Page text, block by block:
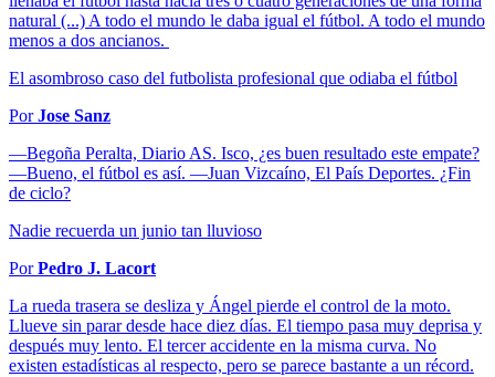
natural (...) A todo el mundo le daba igual el fútbol. A todo el mundo
menos a dos ancianos.
El asombroso caso del futbolista profesional que odiaba el fútbol
PorJose Sanz
—Begoña Peralta, Diario AS. Isco, ¿es buen resultado este empate?
—Bueno, el fútbol es así. —Juan Vizcaíno, El País Deportes. ¿Fin
de ciclo?
Nadie recuerda un junio tan lluvioso
PorPedro J. Lacort
La rueda trasera se desliza y Ángel pierde el control de la moto.
Llueve sin parar desde hace diez días. El tiempo pasa muy deprisa y
después muy lento. El tercer accidente en la misma curva. No
existen estadísticas al respecto, pero se parece bastante a un récord.